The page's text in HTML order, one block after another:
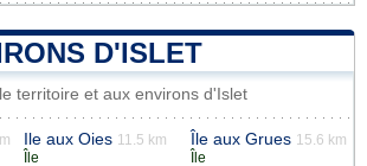
D'ISLET
territoire et aux environs d'Islet
Ile aux Oies 11.5 km
Île
Île aux Grues 15.6 km
Île